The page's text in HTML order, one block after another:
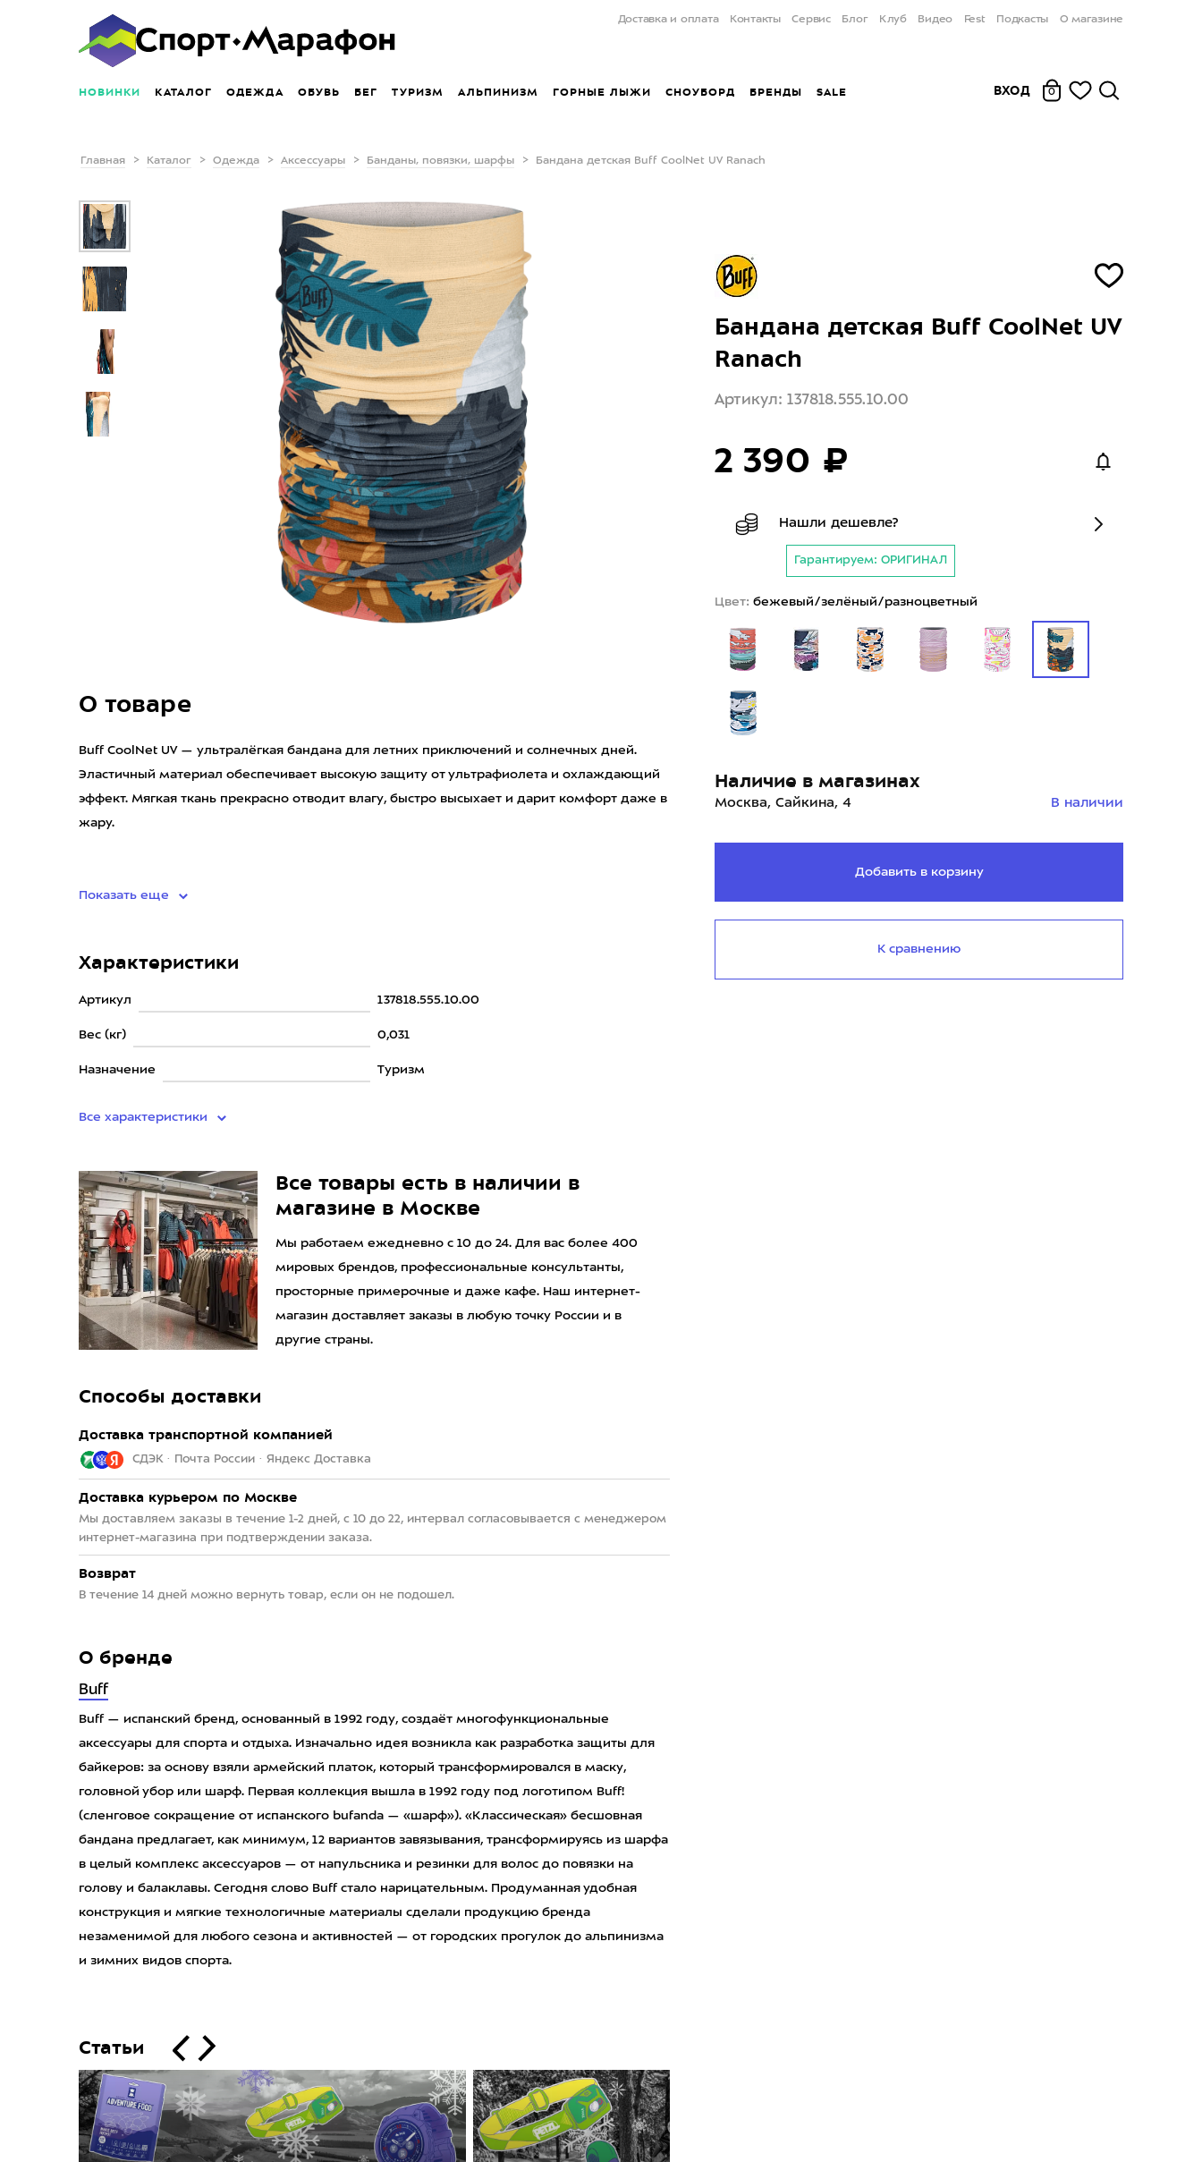
Доставка и оплата Контакты Сервис Блог Клуб Видео Fest Подкасты О магазине
НОВИНКИ КАТАЛОГ ОДЕЖДА ОБУВЬ БЕГ ТУРИЗМ АЛЬПИНИЗМ ГОРНЫЕ ЛЫЖИ СНОУБОРД БРЕНДЫ SALE ВХОД 0
Главная Каталог Одежда Аксессуары Банданы, повязки, шарфы Бандана детская Buff CoolNet UV Ranach
О товаре
Buff CoolNet UV — ультралёгкая бандана для летних приключений и солнечных дней.
Эластичный материал обеспечивает высокую защиту от ультрафиолета и охлаждающий
эффект. Мягкая ткань прекрасно отводит влагу, быстро высыхает и дарит комфорт даже в
жару.
Показать еще
Характеристики
Артикул 137818.555.10.00
Вес (кг) 0,031
Назначение Туризм
Все характеристики
Все товары есть в наличии в
магазине в Москве
Мы работаем ежедневно с 10 до 24. Для вас более 400
мировых брендов, профессиональные консультанты,
просторные примерочные и даже кафе. Наш интернет-
магазин доставляет заказы в любую точку России и в
другие страны.
Способы доставки
Доставка транспортной компанией
СДЭК · Почта России · Яндекс Доставка
Доставка курьером по Москве
Мы доставляем заказы в течение 1-2 дней, с 10 до 22, интервал согласовывается с менеджером
интернет-магазина при подтверждении заказа.
Возврат
В течение 14 дней можно вернуть товар, если он не подошел.
О бренде
Buff
Buff — испанский бренд, основанный в 1992 году, создаёт многофункциональные
аксессуары для спорта и отдыха. Изначально идея возникла как разработка защиты для
байкеров: за основу взяли армейский платок, который трансформировался в маску,
головной убор или шарф. Первая коллекция вышла в 1992 году под логотипом Buff!
(сленговое сокращение от испанского bufanda — «шарф»). «Классическая» бесшовная
бандана предлагает, как минимум, 12 вариантов завязывания, трансформируясь из шарфа
в целый комплекс аксессуаров — от напульсника и резинки для волос до повязки на
голову и балаклавы. Сегодня слово Buff стало нарицательным. Продуманная удобная
конструкция и мягкие технологичные материалы сделали продукцию бренда
незаменимой для любого сезона и активностей — от городских прогулок до альпинизма
и зимних видов спорта.
Статьи
Бандана детская Buff CoolNet UV
Ranach
Артикул: 137818.555.10.00
2 390 ₽
Нашли дешевле?
Гарантируем: ОРИГИНАЛ
Цвет: бежевый/зелёный/разноцветный
Наличие в магазинах
Москва, Сайкина, 4 В наличии
Добавить в корзину
К сравнению